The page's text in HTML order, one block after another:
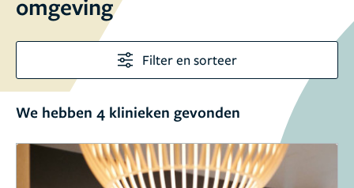
omgeving
Filter en sorteer
We hebben 4 klinieken gevonden